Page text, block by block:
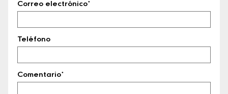
Correo electrónico*
Teléfono
Comentario*